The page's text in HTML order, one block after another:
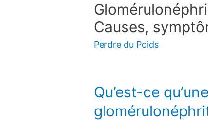
Causes,
Perdre du Poids
Qu’est-ce